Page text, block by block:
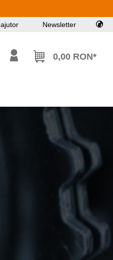
Newsletter
0 articole din lista de dorințe
0,00 RON*